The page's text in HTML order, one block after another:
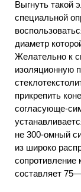
Выгнуть такой
специальной
диаметр
Желательно к
изоляционную
прикрепить
согласующе-
не 300-омный
из широко
сопротивление
составляет